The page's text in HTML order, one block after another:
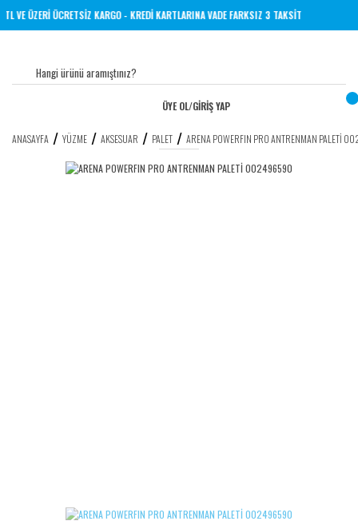
TL VE ÜZERİ ÜCRETSİZ KARGO - KREDİ KARTLARINA VADE FARKSIZ 3 TAKSİT
ÜYE OL/GİRİŞ YAP
ANASAYFA YÜZME AKSESUAR PALET ARENA POWERFIN PRO ANTRENMAN PALETİ